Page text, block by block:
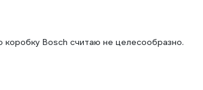
Bosch считаю не целесообразно.